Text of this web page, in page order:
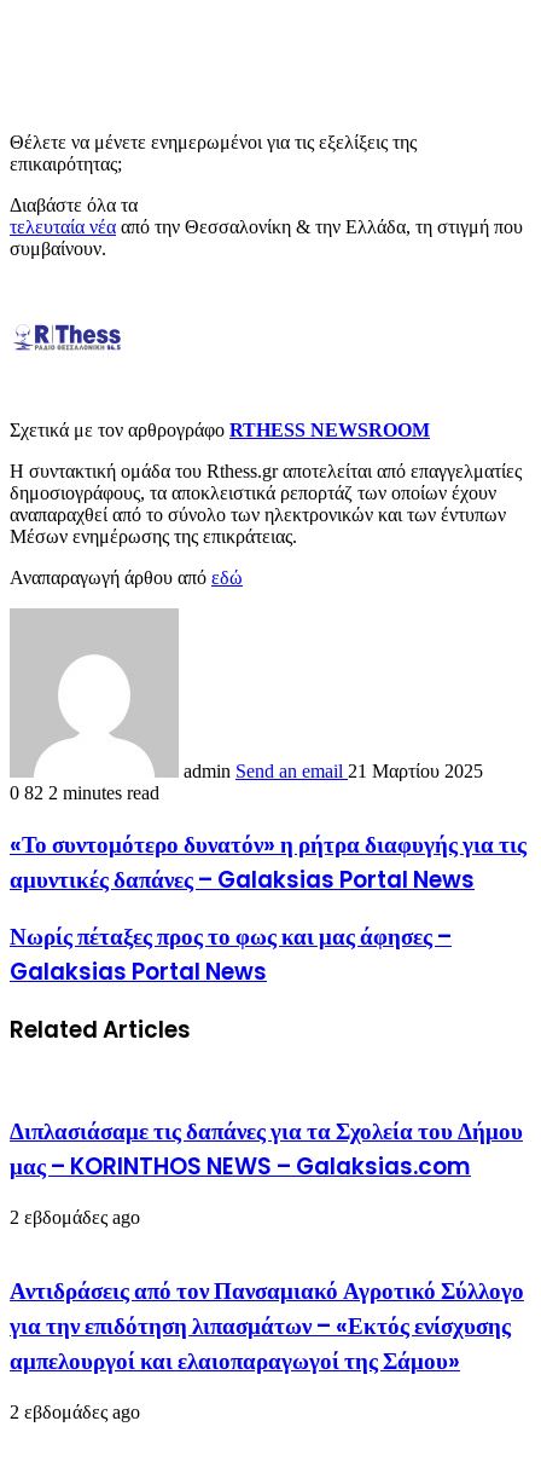
Θέλετε να μένετε ενημερωμένοι για τις εξελίξεις της
επικαιρότητας;
Διαβάστε όλα τα
τελευταία νέα από την Θεσσαλονίκη & την Ελλάδα, τη στιγμή που
συμβαίνουν.
Σχετικά με τον αρθρογράφο RTHESS NEWSROOM
Η συντακτική ομάδα του Rthess.gr αποτελείται από επαγγελματίες
δημοσιογράφους, τα αποκλειστικά ρεπορτάζ των οποίων έχουν
αναπαραχθεί από το σύνολο των ηλεκτρονικών και των έντυπων
Μέσων ενημέρωσης της επικράτειας.
Αναπαραγωγή άρθου από εδώ
admin Send an email 21 Μαρτίου 2025
0 82 2 minutes read
«Το συντομότερο δυνατόν» η ρήτρα διαφυγής για τις
αμυντικές δαπάνες – Galaksias Portal News
Νωρίς πέταξες προς το φως και μας άφησες –
Galaksias Portal News
Related Articles
Διπλασιάσαμε τις δαπάνες για τα Σχολεία του Δήμου
μας – KORINTHOS NEWS – Galaksias.com
2 εβδομάδες ago
Αντιδράσεις από τον Πανσαμιακό Αγροτικό Σύλλογο
για την επιδότηση λιπασμάτων – «Εκτός ενίσχυσης
αμπελουργοί και ελαιοπαραγωγοί της Σάμου»
2 εβδομάδες ago